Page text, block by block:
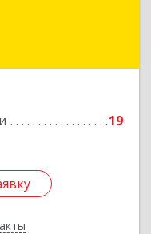
19
обл. ул. 1-й